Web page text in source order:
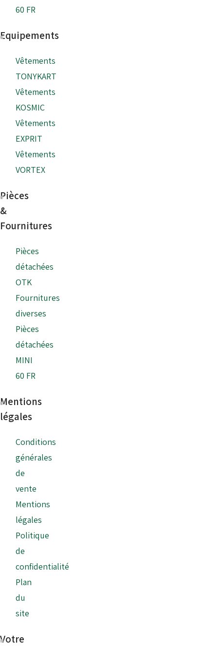
60 FR
Equipements
Vêtements
TONYKART
Vêtements
KOSMIC
Vêtements
EXPRIT
Vêtements
VORTEX
Pièces
&
Fournitures
Pièces
détachées
OTK
Fournitures
diverses
Pièces
détachées
MINI
60 FR
Mentions
légales
Conditions
générales
de
vente
Mentions
légales
Politique
de
confidentialité
Plan
du
site
Votre